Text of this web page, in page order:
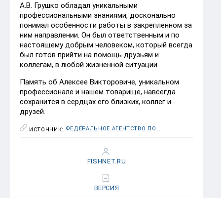
А.В. Грушко обладал уникальными
профессиональными знаниями, досконально
понимал особенности работы в закрепленном за
ним направлении. Он был ответственным и по
настоящему добрым человеком, который всегда
был готов прийти на помощь друзьям и
коллегам, в любой жизненной ситуации.
Память об Алексее Викторовиче, уникальном
профессионале и нашем товарище, навсегда
сохранится в сердцах его близких, коллег и
друзей.
ИСТОЧНИК: ФЕДЕРАЛЬНОЕ АГЕНТСТВО ПО РЫБОЛОВСТВУ (РОСРЫБОЛОВСТВО)
FISHNET.RU
ВЕРСИЯ